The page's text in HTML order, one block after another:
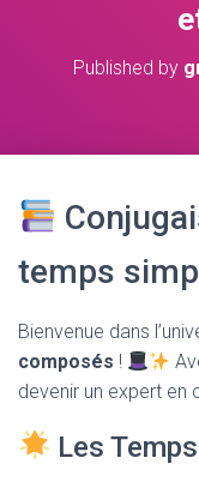
Published by
temps
Bienvenue dans
composés !
devenir un expert en
Les